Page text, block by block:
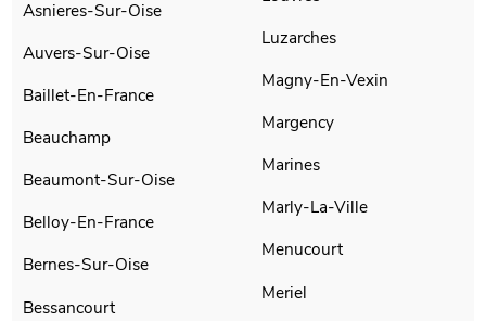
Asnieres-Sur-Oise
Auvers-Sur-Oise
Baillet-En-France
Beauchamp
Beaumont-Sur-Oise
Belloy-En-France
Bernes-Sur-Oise
Bessancourt
Luzarches
Magny-En-Vexin
Margency
Marines
Marly-La-Ville
Menucourt
Meriel